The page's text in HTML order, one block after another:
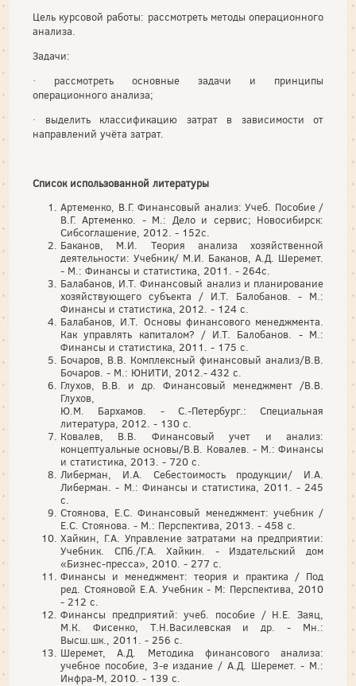
Цель курсовой работы: рассмотреть методы операционного
анализа.
Задачи:
· рассмотреть основные задачи и принципы
операционного анализа;
· выделить классификацию затрат в зависимости от
направлений учёта затрат.
Список использованной литературы
Артеменко, В.Г. Финансовый анализ: Учеб. Пособие /
В.Г. Артеменко. - М.: Дело и сервис; Новосибирск:
Сибсоглашение, 2012. - 152с.
Баканов, М.И. Теория анализа хозяйственной
деятельности: Учебник/ М.И. Баканов, А.Д. Шеремет.
- М.: Финансы и статистика, 2011. - 264с.
Балабанов, И.Т. Финансовый анализ и планирование
хозяйствующего субъекта / И.Т. Балобанов. - М.:
Финансы и статистика, 2012. - 124 с.
Балабанов, И.Т. Основы финансового менеджмента.
Как управлять капиталом? / И.Т. Балобанов. - М.:
Финансы и статистика, 2011. - 175 с.
Бочаров, В.В. Комплексный финансовый анализ/В.В.
Бочаров. - М.: ЮНИТИ, 2012.- 432 с.
Глухов, В.В. и др. Финансовый менеджмент /В.В.
Глухов,
Ю.М. Бархамов. - С.-Петербург.: Специальная
литература, 2012. - 130 с.
Ковалев, В.В. Финансовый учет и анализ:
концептуальные основы/В.В. Ковалев. - М.: Финансы
и статистика, 2013. - 720 с.
Либерман, И.А. Себестоимость продукции/ И.А.
Либерман. - М.: Финансы и статистика, 2011. - 245
с.
Стоянова, Е.С. Финансовый менеджмент: учебник /
Е.С. Стоянова. - М.: Перспектива, 2013. - 458 с.
Хайкин, Г.А. Управление затратами на предприятии:
Учебник. СПб./Г.А. Хайкин. - Издательский дом
«Бизнес-пресса», 2010. - 277 с.
Финансы и менеджмент: теория и практика / Под
ред. Стояновой Е.А. Учебник - М: Перспектива, 2010
- 212 с.
Финансы предприятий: учеб. пособие / Н.Е. Заяц,
М.К. Фисенко, Т.Н.Василевская и др. - Мн.:
Высш.шк., 2011. - 256 с.
Шеремет, А.Д. Методика финансового анализа:
учебное пособие, 3-е издание / А.Д. Шеремет. - М.:
Инфра-М, 2010. - 139 с.